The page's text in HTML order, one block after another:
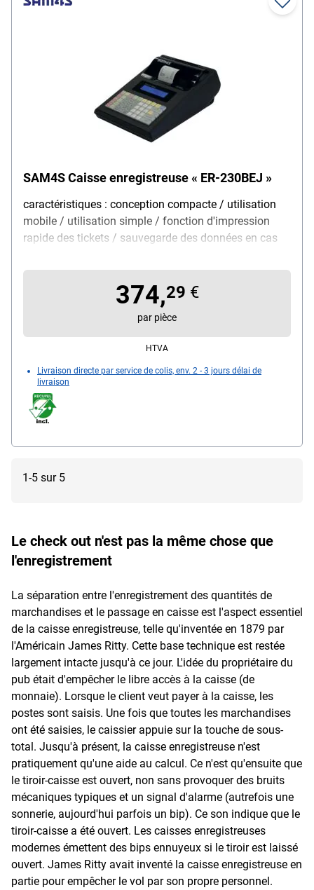
SAM4S Caisse enregistreuse « ER-230BEJ »
caractéristiques : conception compacte / utilisation
mobile / utilisation simple / fonction d'impression
rapide des tickets / sauvegarde des données en cas
commerce de détail / kiosque / restauration
événementielle, catégories de produits : 12 catégories
principales, imprimante : imprimante thermique 58
mm, vitesse d'impression : jusqu'à 10,5 lignes par
seconde, écran : LCD rétroéclairé / double écran,
clavier : superposé / jusqu'à 48 touches
programmables, PLU : jusqu'à 500, alimentation
électrique : fonctionnement sur secteur / batterie,
autonomie de la batterie : jusqu'à 8 heures, connexion
au terminal : compatible avec les terminaux CCV
kg, contenu de la livraison : caisse enregistreuse
374,29 €
par pièce
HTVA
Livraison directe par service de colis, env. 2 - 3 jours délai de
livraison
1-5 sur 5
Le check out n'est pas la même chose que
l'enregistrement
La séparation entre l'enregistrement des quantités de
marchandises et le passage en caisse est l'aspect essentiel
de la caisse enregistreuse, telle qu'inventée en 1879 par
l'Américain James Ritty. Cette base technique est restée
largement intacte jusqu'à ce jour. L'idée du propriétaire du
pub était d'empêcher le libre accès à la caisse (de
monnaie). Lorsque le client veut payer à la caisse, les
postes sont saisis. Une fois que toutes les marchandises
ont été saisies, le caissier appuie sur la touche de sous-
total. Jusqu'à présent, la caisse enregistreuse n'est
pratiquement qu'une aide au calcul. Ce n'est qu'ensuite que
le tiroir-caisse est ouvert, non sans provoquer des bruits
mécaniques typiques et un signal d'alarme (autrefois une
sonnerie, aujourd'hui parfois un bip). Ce son indique que le
tiroir-caisse a été ouvert. Les caisses enregistreuses
modernes émettent des bips ennuyeux si le tiroir est laissé
ouvert. James Ritty avait inventé la caisse enregistreuse en
partie pour empêcher le vol par son propre personnel.